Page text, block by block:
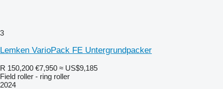
3
Lemken VarioPack FE Untergrundpacker
R 150,200 €7,950 ≈ US$9,185
Field roller - ring roller
2024